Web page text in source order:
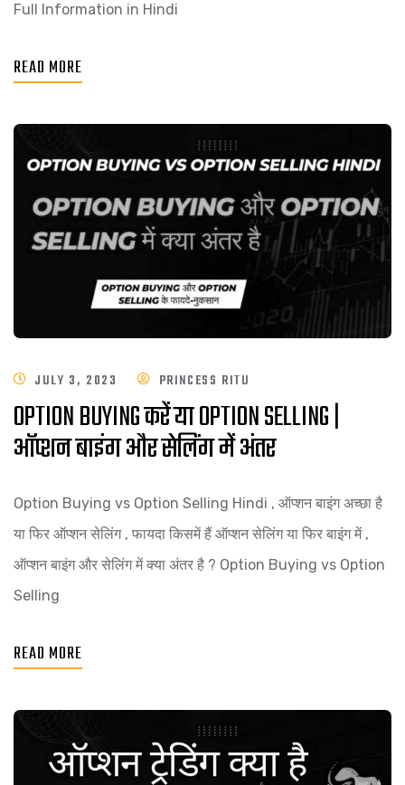
Full Information in Hindi
READ MORE
JULY 3, 2023 PRINCESS RITU
OPTION BUYING करें या OPTION SELLING |
ऑप्शन बाइंग और सेलिंग में अंतर
Option Buying vs Option Selling Hindi , ऑप्शन बाइंग अच्छा है
या फिर ऑप्शन सेलिंग , फायदा किसमें हैं ऑप्शन सेलिंग या फिर बाइंग में ,
ऑप्शन बाइंग और सेलिंग में क्या अंतर है ? Option Buying vs Option
Selling
READ MORE